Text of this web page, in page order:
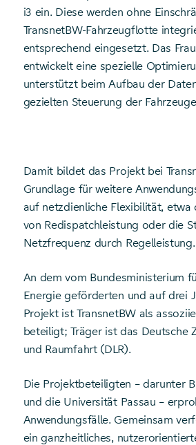
i3 ein. Diese werden ohne
TransnetBW-Fahrzeugflotte
entsprechend eingesetzt. Das
entwickelt eine spezielle
unterstützt beim Aufbau der
gezielten Steuerung der
Damit bildet das Projekt bei
Grundlage für weitere
auf netzdienliche Flexibilität, etwa
von Redispatchleistung oder die
Netzfrequenz durch Regelleistung.
An dem vom Bundesministerium
Energie geförderten und auf drei
Projekt ist TransnetBW als
beteiligt; Träger ist das Deutsche
und Raumfahrt (DLR).
Die Projektbeteiligten – darunter
und die Universität Passau –
Anwendungsfälle. Gemeinsam
ein ganzheitliches,